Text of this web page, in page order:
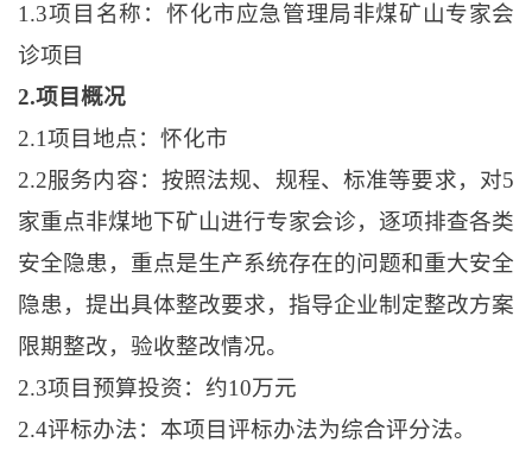
1.3项目名称：怀化市应急管理局非煤矿山专家会
诊项目
2.项目概况
2.1项目地点：怀化市
2.2服务内容：按照法规、规程、标准等要求，对5
家重点非煤地下矿山进行专家会诊，逐项排查各类
安全隐患，重点是生产系统存在的问题和重大安全
隐患，提出具体整改要求，指导企业制定整改方案
限期整改，验收整改情况。
2.3项目预算投资：约10万元
2.4评标办法：本项目评标办法为综合评分法。